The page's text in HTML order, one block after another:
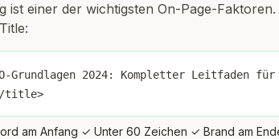
ist einer der wichtigsten On-Page-
Grundlagen 2024: Kompletter Leitfaden für
title>
am Anfang ✓ Unter 60 Zeichen ✓ Brand am